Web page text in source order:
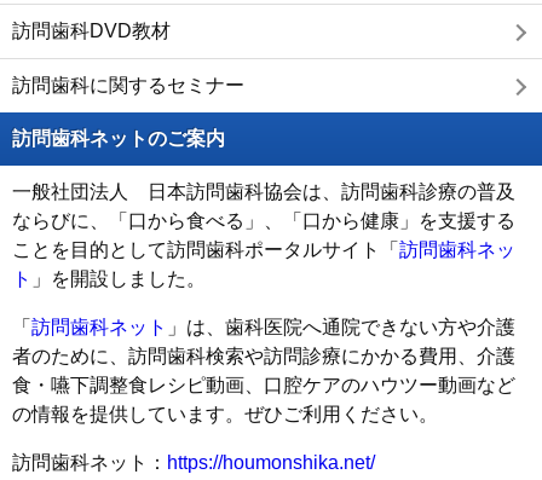
訪問歯科DVD教材
訪問歯科に関するセミナー
訪問歯科ネットのご案内
一般社団法人 日本訪問歯科協会は、訪問歯科診療の普及
ならびに、「口から食べる」、「口から健康」を支援する
ことを目的として訪問歯科ポータルサイト「 訪問歯科ネッ
ト 」を開設しました。
「 訪問歯科ネット 」は、歯科医院へ通院できない方や介護
者のために、訪問歯科検索や訪問診療にかかる費用、介護
食・嚥下調整食レシピ動画、口腔ケアのハウツー動画など
の情報を提供しています。ぜひご利用ください。
訪問歯科ネット： https://houmonshika.net/